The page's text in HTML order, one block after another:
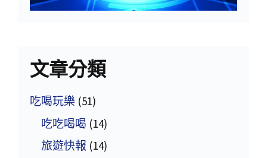
文章分類
吃喝玩樂 (51)
吃吃喝喝 (14)
旅遊快報 (14)